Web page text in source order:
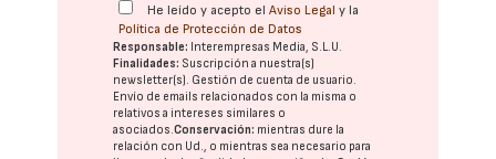
He leído y acepto elAviso Legal y la
Política de Protección de Datos
Responsable: Interempresas Media, S.L.U.
Finalidades: Suscripción a nuestra(s)
newsletter(s). Gestión de cuenta de usuario.
Envío de emails relacionados con la misma o
relativos a intereses similares o
asociados.Conservación: mientras dure la
relación con Ud., o mientras sea necesario para